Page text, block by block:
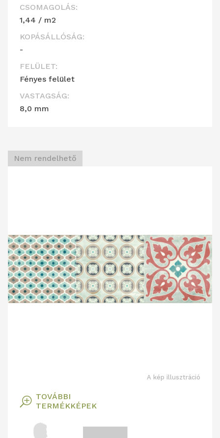
CSOMAGOLÁS:
1,44 / m2
KOPÁSÁLLÓSÁG:
-
FELÜLET:
Fényes felület
VASTAGSÁG:
8,0 mm
Nem rendelhető
A kép illusztráció
T TOVÁBBI
TERMÉKKÉPEK